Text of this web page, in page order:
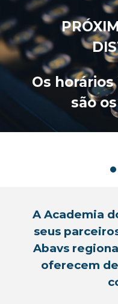
Os
são
A Academia
seus
Abavs
oferecem